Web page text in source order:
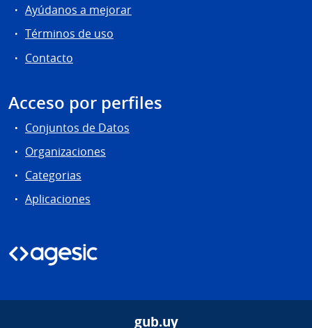
Ayúdanos a mejorar
Términos de uso
Contacto
Acceso por perfiles
Conjuntos de Datos
Organizaciones
Categorias
Aplicaciones
gub.uy